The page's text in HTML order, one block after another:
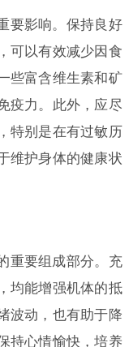
要影响。保持良好
可以有效减少因食
些富含维生素和矿
疫力。此外，应尽
特别是在有过敏历
维护身体的健康状
重要组成部分。充
均能增强机体的抵
波动，也有助于降
持心情愉快，培养